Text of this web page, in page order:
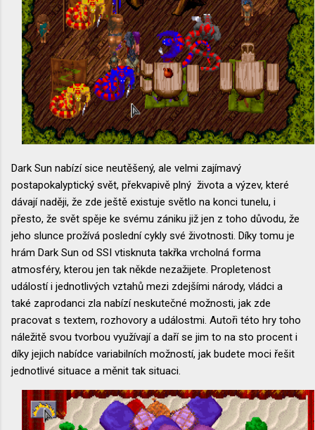
Dark Sun nabízí sice neutěšený, ale velmi zajímavý
postapokalyptický svět, překvapivě plný života a výzev, které
dávají naději, že zde ještě existuje světlo na konci tunelu, i
přesto, že svět spěje ke svému zániku již jen z toho důvodu, že
jeho slunce prožívá poslední cykly své životnosti. Díky tomu je
hrám Dark Sun od SSI vtisknuta takřka vrcholná forma
atmosféry, kterou jen tak někde nezažijete. Propletenost
událostí i jednotlivých vztahů mezi zdejšími národy, vládci a
také zaprodanci zla nabízí neskutečné možnosti, jak zde
pracovat s textem, rozhovory a událostmi. Autoři této hry toho
náležitě svou tvorbou využívají a daří se jim to na sto procent i
díky jejich nabídce variabilních možností, jak budete moci řešit
jednotlivé situace a měnit tak situaci.